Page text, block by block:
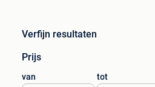
Verfijn resultaten
Prijs
van tot